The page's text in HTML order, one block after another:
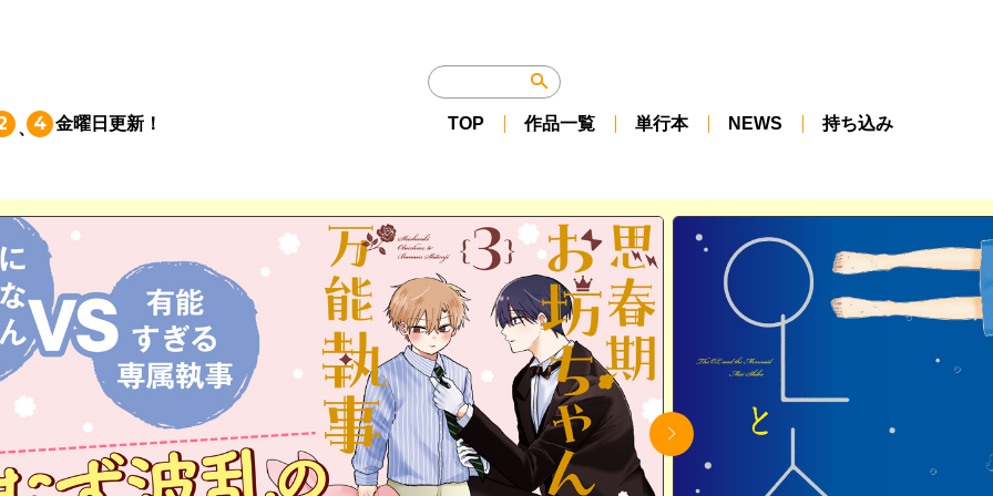
、 4 金曜日 更新！ TOP 作品一覧 単行本 NEWS 持ち込み
NEWS
持ち込み
お問い合わせ